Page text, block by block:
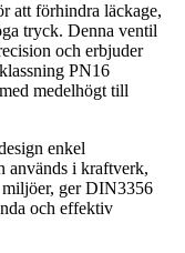
att förhindra läckage,
tryck. Denna ventil
och erbjuder
PN16
medelhögt till
enkel
används i kraftverk,
miljöer, ger DIN3356
och effektiv